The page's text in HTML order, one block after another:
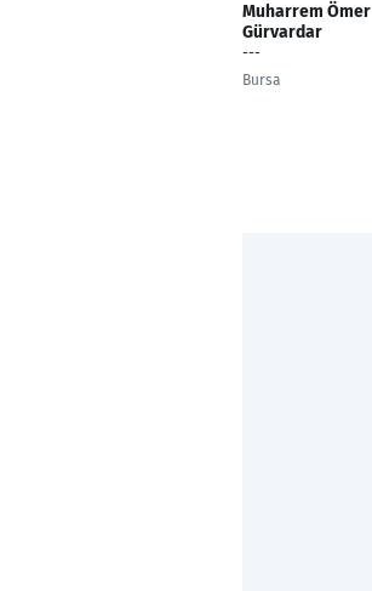
Muharrem Ömer
Gürvardar
---
Bursa